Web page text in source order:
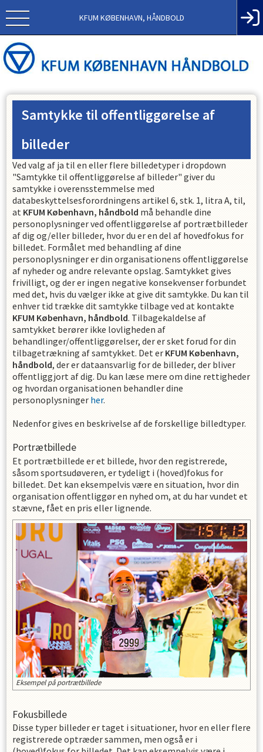
KFUM KØBENHAVN, HÅNDBOLD
Samtykke til offentliggørelse af
billeder
Ved valg af ja til en eller flere billedetyper i dropdown
"Samtykke til offentliggørelse af billeder" giver du
samtykke i overensstemmelse med
databeskyttelsesforordningens artikel 6, stk. 1, litra A, til,
at KFUM København, håndbold må behandle dine
personoplysninger ved offentliggørelse af portrætbilleder
af dig og/eller billeder, hvor du er en del af hovedfokus for
billedet. Formålet med behandling af dine
personoplysninger er din organisationens offentliggørelse
af nyheder og andre relevante opslag. Samtykket gives
frivilligt, og der er ingen negative konsekvenser forbundet
med det, hvis du vælger ikke at give dit samtykke. Du kan til
enhver tid trække dit samtykke tilbage ved at kontakte
KFUM København, håndbold. Tilbagekaldelse af
samtykket berører ikke lovligheden af
behandlinger/offentliggørelser, der er sket forud for din
tilbagetrækning af samtykket. Det er KFUM København,
håndbold, der er dataansvarlig for de billeder, der bliver
offentliggjort af dig. Du kan læse mere om dine rettigheder
og hvordan organisationen behandler dine
personoplysninger her.
Nedenfor gives en beskrivelse af de forskellige billedtyper.
Portrætbillede
Et portrætbillede er et billede, hvor den registrerede,
såsom sportsudøveren, er tydeligt i (hoved)fokus for
billedet. Det kan eksempelvis være en situation, hvor din
organisation offentliggør en nyhed om, at du har vundet et
stævne, fået en pris eller lignende.
Eksempel på portrætbillede
Fokusbillede
Disse typer billeder er taget i situationer, hvor en eller flere
registrerede optræder sammen, men også er i